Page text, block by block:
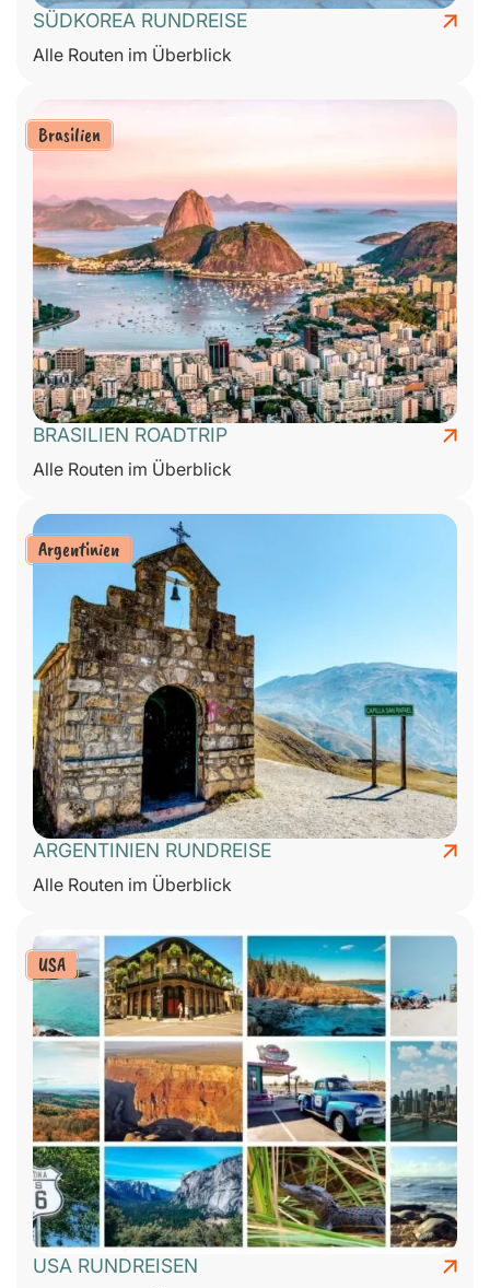
SÜDKOREA RUNDREISE
Alle Routen im Überblick
Brasilien
BRASILIEN ROADTRIP
Alle Routen im Überblick
Argentinien
ARGENTINIEN RUNDREISE
Alle Routen im Überblick
USA
USA RUNDREISEN